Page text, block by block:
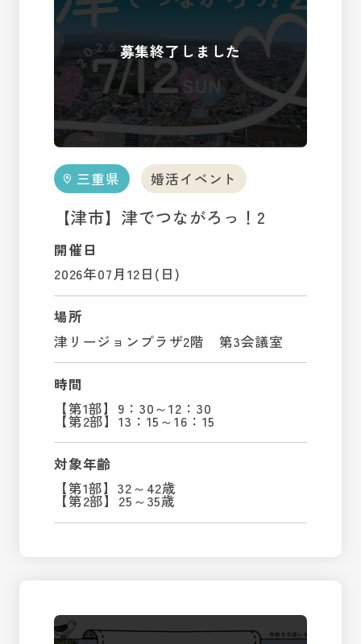
三重県 婚活イベント
【津市】津でつながろっ！2
開催日
2026年07月12日(日)
場所
津リージョンプラザ2階 第3会議室
時間
【第1部】9：30～12：30
【第2部】13：15～16：15
対象年齢
【第1部】32～42歳
【第2部】25～35歳